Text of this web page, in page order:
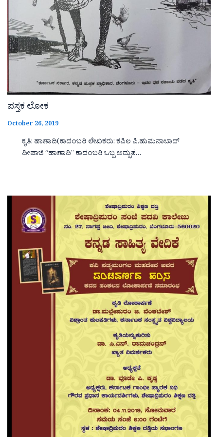
ಪಸ್ತಕ ಲೋಕ
October 26, 2019
ಕೃತಿ: ಹಾಣಾದಿ(ಕಾದಂಬರಿ ಲೇಖಕರು: ಕಪಿಲ ಪಿ.ಹುಮನಾಬಾದ್
ದೀಪಾಜಿ “ಹಾಣಾದಿ‌‌‌‌” ಕಾದಂಬರಿ ಒಬ್ಬ ಅದ್ಭುತ…